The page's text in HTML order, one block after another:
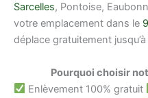
Sarcelles, Pontoise,
votre emplacement dans le
déplace gratuitement
Pourquoi choisir
Enlèvement 100% gratuit